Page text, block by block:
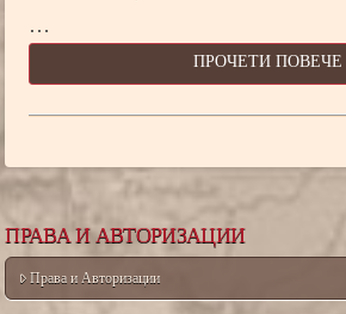
…
ПРОЧЕТИ ПОВЕЧЕ
ПРАВА И АВТОРИЗАЦИИ
Права и Авторизации